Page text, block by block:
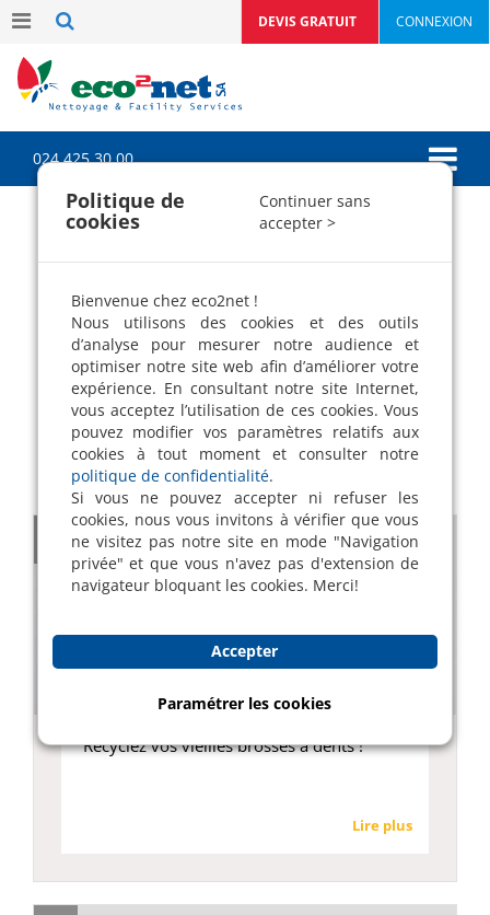
CONNEXION
DEVIS GRATUIT
024 425 30 00
Entreprise de nettoyage
Simplifiez vous le quotidien !
Le blog des conseils pertinents pour
entretenir ses locaux, faire des économies,
trouver des bons plans écologiques et
pratiques.
14 Jul 2023
Recyclez vos vieilles brosses à dents !
Lire plus
Politique de
cookies
Continuer sans
accepter >
Bienvenue chez eco2net !
Nous utilisons des cookies et des outils
d’analyse pour mesurer notre audience et
optimiser notre site web afin d’améliorer votre
expérience. En consultant notre site Internet,
vous acceptez l’utilisation de ces cookies. Vous
pouvez modifier vos paramètres relatifs aux
cookies à tout moment et consulter notre
politique de confidentialité.
Si vous ne pouvez accepter ni refuser les
cookies, nous vous invitons à vérifier que vous
ne visitez pas notre site en mode "Navigation
privée" et que vous n'avez pas d'extension de
navigateur bloquant les cookies. Merci!
Accepter
Paramétrer les cookies